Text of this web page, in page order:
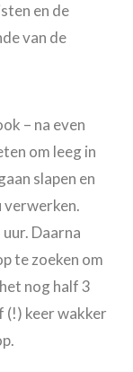
en de
van de
– na even
om leeg in
slapen en
verwerken.
Daarna
te zoeken om
nog half 3
(!) keer wakker